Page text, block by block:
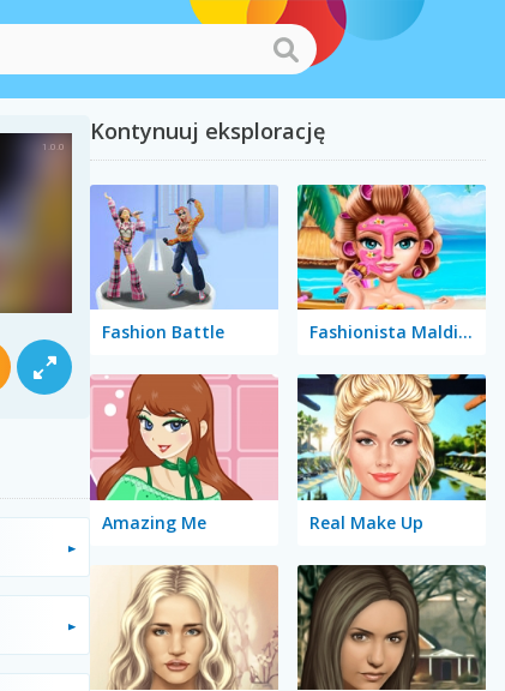
Kontynuuj eksplorację
Fashion Battle Fashionista Maldives
Amazing Me Real Make Up